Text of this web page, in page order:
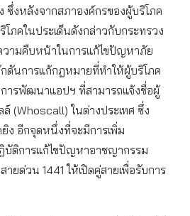
ซึ่งหลังจากสภาองค์กรของผู้บริโภค
ภคในประเด็นดังกล่าวกับกระทรวง
วามคืบหน้าในการแก้ไขปัญหาภัย
ดันการแก้กฎหมายที่ทำให้ผู้บริโภค
การพัฒนาแอปฯ ที่สามารถแจ้งชื่อผู้
(Whoscall) ในต่างประเทศ ซึ่ง
ง อีกจุดหนึ่งที่จะมีการเพิ่ม
บัติการแก้ไขปัญหาอาชญากรรม
ยด่วน 1441 ให้เปิดคู่สายเพื่อรับการ